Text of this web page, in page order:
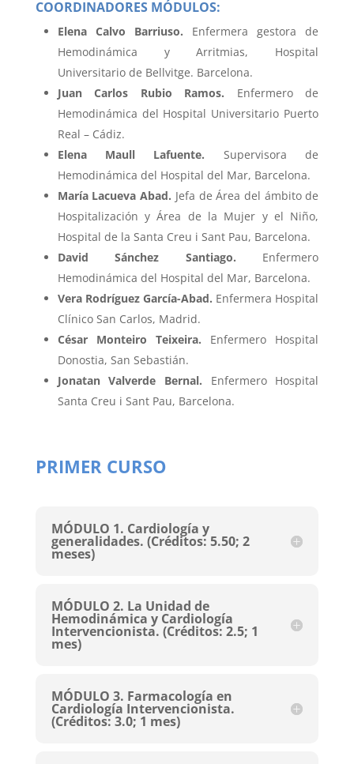
COORDINADORES MÓDULOS:
Elena Calvo Barriuso. Enfermera gestora de
Hemodinámica y Arritmias, Hospital
Universitario de Bellvitge. Barcelona.
Juan Carlos Rubio Ramos. Enfermero de
Hemodinámica del Hospital Universitario Puerto
Real – Cádiz.
Elena Maull Lafuente. Supervisora de
Hemodinámica del Hospital del Mar, Barcelona.
María Lacueva Abad. Jefa de Área del ámbito de
Hospitalización y Área de la Mujer y el Niño,
Hospital de la Santa Creu i Sant Pau, Barcelona.
David Sánchez Santiago. Enfermero
Hemodinámica del Hospital del Mar, Barcelona.
Vera Rodríguez García-Abad. Enfermera Hospital
Clínico San Carlos, Madrid.
César Monteiro Teixeira. Enfermero Hospital
Donostia, San Sebastián.
Jonatan Valverde Bernal. Enfermero Hospital
Santa Creu i Sant Pau, Barcelona.
PRIMER CURSO
MÓDULO 1. Cardiología y
generalidades. (Créditos: 5.50; 2
meses)
MÓDULO 2. La Unidad de
Hemodinámica y Cardiología
Intervencionista. (Créditos: 2.5; 1
mes)
MÓDULO 3. Farmacología en
Cardiología Intervencionista.
(Créditos: 3.0; 1 mes)